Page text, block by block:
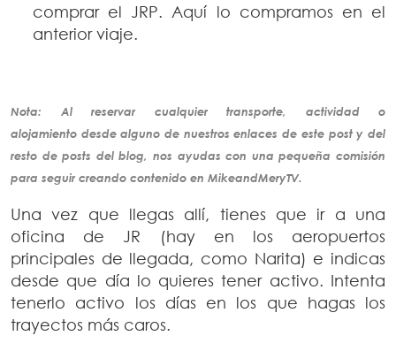
comprar el JRP. Aquí lo compramos en el
anterior viaje.
Nota: Al reservar cualquier transporte, actividad o
alojamiento desde alguno de nuestros enlaces de este post y del
resto de posts del blog, nos ayudas con una pequeña comisión
para seguir creando contenido en MikeandMeryTV.
Una vez que llegas allí, tienes que ir a una
oficina de JR (hay en los aeropuertos
principales de llegada, como Narita) e indicas
desde que día lo quieres tener activo. Intenta
tenerlo activo los días en los que hagas los
trayectos más caros.